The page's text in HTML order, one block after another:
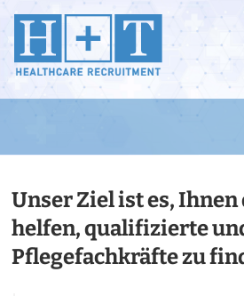
Zum Inhalt springen
Unser Ziel ist es, Ihnen
helfen, qualifizierte
Pflegefachkräfte zu